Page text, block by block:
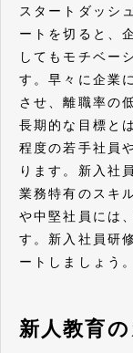
スタートダッシ
ートを切ると、
してもモチベー
す。早々に企業
させ、離職率の
長期的な目標と
程度の若手社員
ります。新入社
業務特有のスキ
や中堅社員には
す。新入社員研
ートしましょう。
新人教育